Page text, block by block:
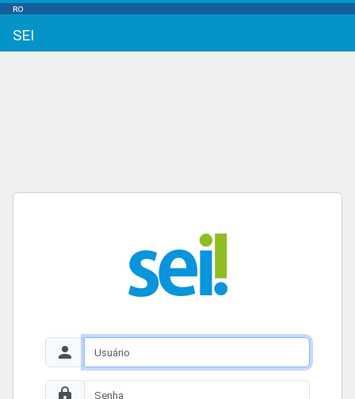
RO
SEI